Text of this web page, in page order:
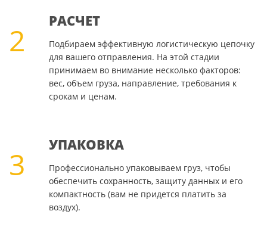
2
РАСЧЕТ
Подбираем эффективную логистическую цепочку
для вашего отправления. На этой стадии
принимаем во внимание несколько факторов:
вес, объем груза, направление, требования к
срокам и ценам.
3
УПАКОВКА
Профессионально упаковываем груз, чтобы
обеспечить сохранность, защиту данных и его
компактность (вам не придется платить за
воздух).